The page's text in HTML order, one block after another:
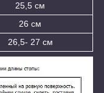
25,5 см
26 см
26,5- 27 см